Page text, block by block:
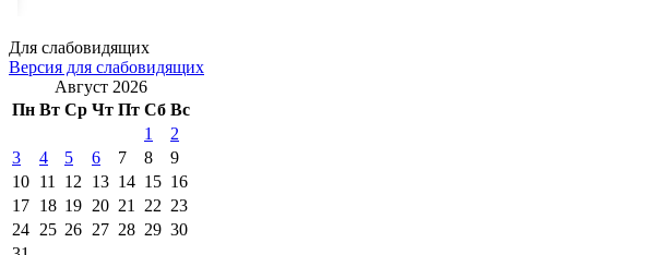
Для слабовидящих
Версия для слабовидящих
Август 2026
Пн Вт Ср Чт Пт Сб Вс
1
2
3
4 5 6 7 8
9
10 11 12 13 14 15 16
17 18 19 20 21 22 23
24 25 26 27 28 29 30